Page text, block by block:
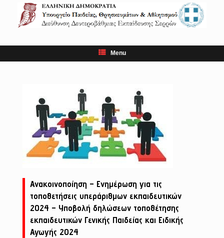
content
Menu
Ανακοινοποίηση – Ενημέρωση για τις
τοποθετήσεις υπεράριθμων εκπαιδευτικών
2024 – Υποβολή δηλώσεων τοποθέτησης
εκπαιδευτικών Γενικής Παιδείας και Ειδικής
Αγωγής 2024